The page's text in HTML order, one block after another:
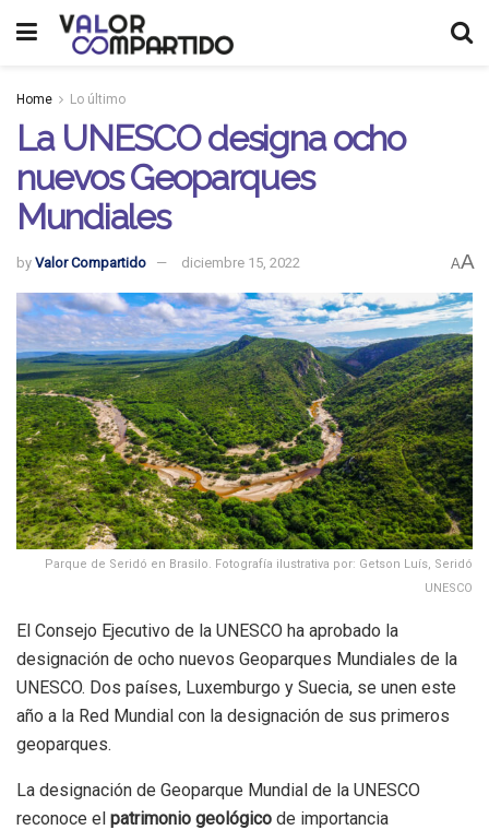
Home Lo último
La UNESCO designa ocho
nuevos Geoparques
Mundiales
by Valor Compartido diciembre 15, 2022 AA
Parque de Seridó en Brasilo. Fotografía ilustrativa por: Getson Luís, Seridó
UNESCO
El Consejo Ejecutivo de la UNESCO ha aprobado la
designación de ocho nuevos Geoparques Mundiales de la
UNESCO. Dos países, Luxemburgo y Suecia, se unen este
año a la Red Mundial con la designación de sus primeros
geoparques.
La designación de Geoparque Mundial de la UNESCO
reconoce el patrimonio geológico de importancia